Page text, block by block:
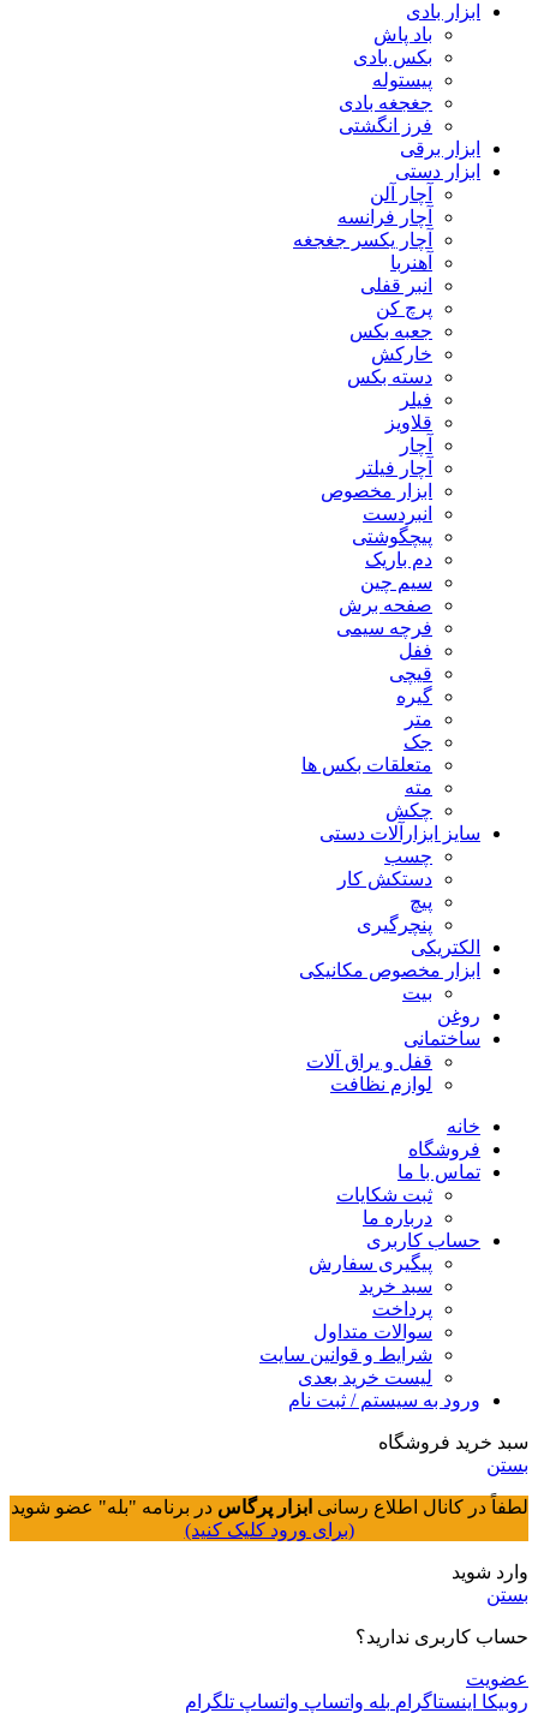
ابزار بادی
باد پاش
بکس بادی
پیستوله
جغجغه بادی
فرز انگشتی
ابزار برقی
ابزار دستی
آچار آلن
آچار فرانسه
آچار یکسر جغجغه
آهنربا
انبر قفلی
پرچ کن
جعبه بکس
خارکش
دسته بکس
فیلر
قلاویز
آچار
آچار فیلتر
ابزار مخصوص
انبردست
پیچگوشتی
دم باریک
سیم چین
صفحه برش
فرچه سیمی
ففل
قیچی
گیره
متر
جک
متعلقات بکس ها
مته
چکش
سایز ابزارآلات دستی
چسب
دستکش کار
پیچ
پنچرگیری
الکتریکی
ابزار مخصوص مکانیکی
بیت
روغن
ساختمانی
قفل و یراق آلات
لوازم نظافت
خانه
فروشگاه
تماس با ما
ثبت شکایات
درباره ما
حساب کاربری
پیگیری سفارش
سبد خرید
پرداخت
سوالات متداول
شرایط و قوانین سایت
لیست خرید بعدی
ورود به سیستم / ثبت نام
سبد خرید فروشگاه
بستن
لطفاً در کانال اطلاع رسانی ابزار پرگاس در برنامه "بله" عضو شوید
(برای ورود کلیک کنید)
وارد شوید
بستن
حساب کاربری ندارید؟
عضویت
روبیکا اینستاگرام بله واتساپ واتساپ تلگرام